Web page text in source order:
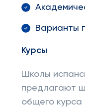
Варианты
Курсы
Школы
предлагают
общего курса